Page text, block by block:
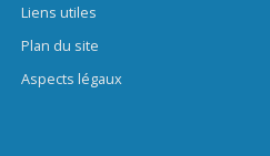
Liens utiles
Plan du site
Aspects légaux